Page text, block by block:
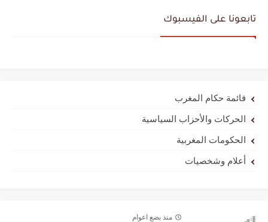
تابعونا على الفيسبوك
قائمة حكام المغرب
الحركات والأحزاب السياسية
الحكومات المغربية
أعلام وشخصيات
منذ بضع اعوام